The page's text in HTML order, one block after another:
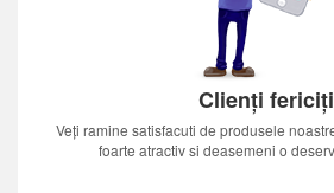
Clienți fericiți
Veți ramine satisfacuti de produsele
foarte atractiv si deasemeni o